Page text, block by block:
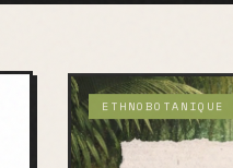
ETHNOBOTANIQUE